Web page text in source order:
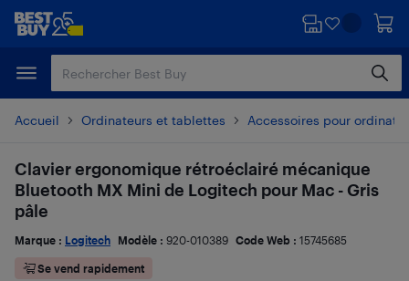
Passer
principal
Passer
Accueil Ordinateurs et tablettes Accessoires pour
Clavier ergonomique rétroéclairé mécanique
Bluetooth MX Mini de Logitech pour Mac - Gris
pâle
Marque : Logitech Modèle : 920-010389 Code Web : 15745685
Se vend rapidement